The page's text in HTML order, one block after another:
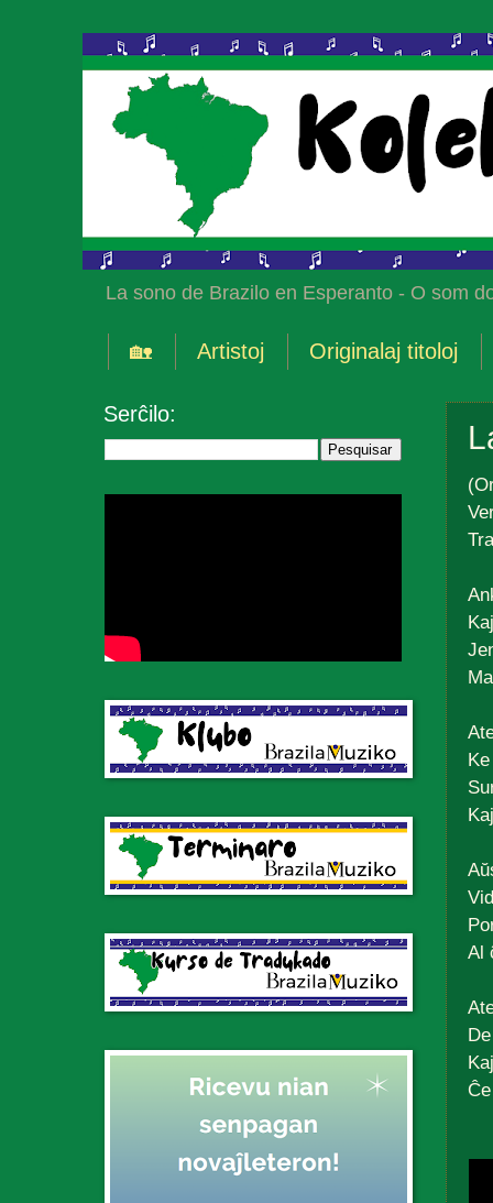
La sono de Brazilo en Esperanto - O som
🏡 Artistoj Originalaj titoloj
Al
Serĉilo: